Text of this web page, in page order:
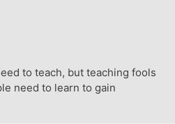
to teach, but teaching fools
need to learn to gain